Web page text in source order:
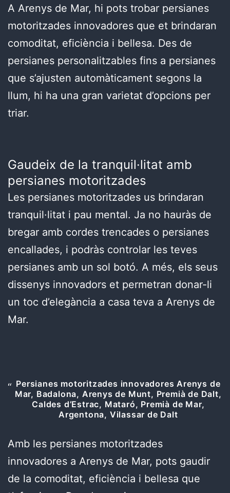
A Arenys de Mar, hi pots trobar persianes
motoritzades innovadores que et brindaran
comoditat, eficiència i bellesa. Des de
persianes personalitzables fins a persianes
que s’ajusten automàticament segons la
llum, hi ha una gran varietat d’opcions per
triar.
Gaudeix de la tranquil·litat amb
persianes motoritzades
Les persianes motoritzades us brindaran
tranquil·litat i pau mental. Ja no hauràs de
bregar amb cordes trencades o persianes
encallades, i podràs controlar les teves
persianes amb un sol botó. A més, els seus
dissenys innovadors et permetran donar-li
un toc d’elegància a casa teva a Arenys de
Mar.
Persianes motoritzades innovadores Arenys de
Mar, Badalona, Arenys de Munt, Premià de Dalt,
Caldes d’Estrac, Mataró, Premià de Mar,
Argentona, Vilassar de Dalt
Amb les persianes motoritzades
innovadores a Arenys de Mar, pots gaudir
de la comoditat, eficiència i bellesa que